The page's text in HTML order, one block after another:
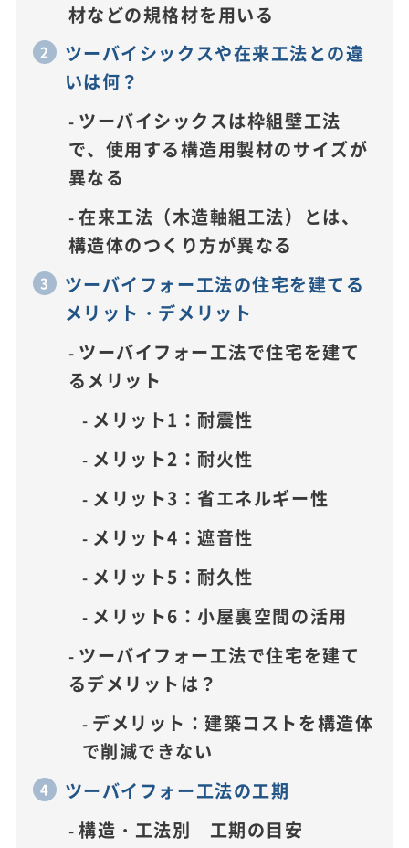
材などの規格材を用いる
ツーバイシックスや在来工法との違
いは何？
ツーバイシックスは枠組壁工法
で、使用する構造用製材のサイズが
異なる
在来工法（木造軸組工法）とは、
構造体のつくり方が異なる
ツーバイフォー工法の住宅を建てる
メリット・デメリット
ツーバイフォー工法で住宅を建て
るメリット
メリット1：耐震性
メリット2：耐火性
メリット3：省エネルギー性
メリット4：遮音性
メリット5：耐久性
メリット6：小屋裏空間の活用
ツーバイフォー工法で住宅を建て
るデメリットは？
デメリット：建築コストを構造体
で削減できない
ツーバイフォー工法の工期
構造・工法別 工期の目安